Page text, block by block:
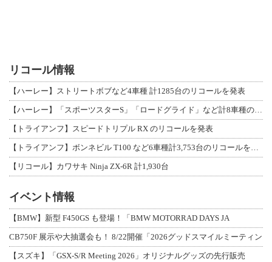
リコール情報
【ハーレー】ストリートボブなど4車種 計1285台のリコールを発表
【トライアンフ】スピードトリプル RX のリコールを発表
【リコール】カワサキ Ninja ZX-6R 計1,930台
イベント情報
【BMW】新型 F450GS も登場！「BMW MOTORRAD DAYS JA
CB750F 展示や大抽選会も！ 8/22開催「2026グッドスマイルミーティン
【スズキ】「GSX-S/R Meeting 2026」オリジナルグッズの先行販売